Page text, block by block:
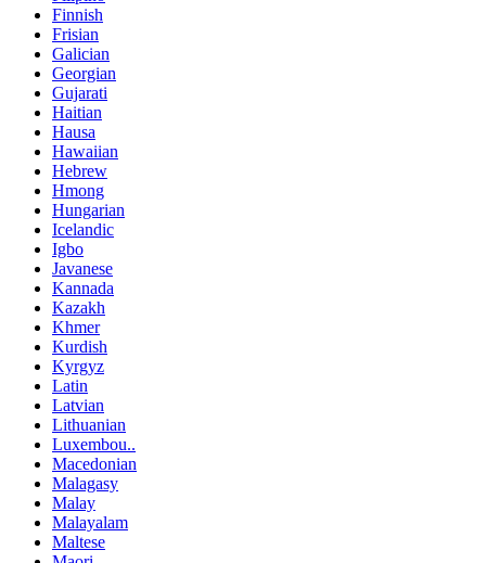
Finnish
Frisian
Galician
Georgian
Gujarati
Haitian
Hausa
Hawaiian
Hebrew
Hmong
Hungarian
Icelandic
Igbo
Javanese
Kannada
Kazakh
Khmer
Kurdish
Kyrgyz
Latin
Latvian
Lithuanian
Luxembou..
Macedonian
Malagasy
Malay
Malayalam
Maltese